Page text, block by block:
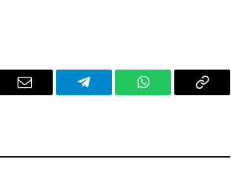
Email Telegram WhatsAppCopy